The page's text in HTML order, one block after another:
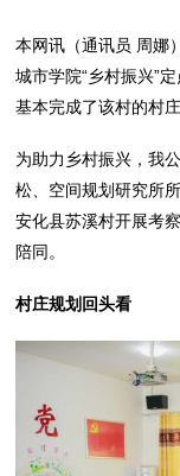
本网讯（通讯员 周娜
城市学院“乡村振兴”
基本完成了该村的村
为助力乡村振兴，我
松、空间规划研究所
安化县苏溪村开展考
陪同。
村庄规划回头看